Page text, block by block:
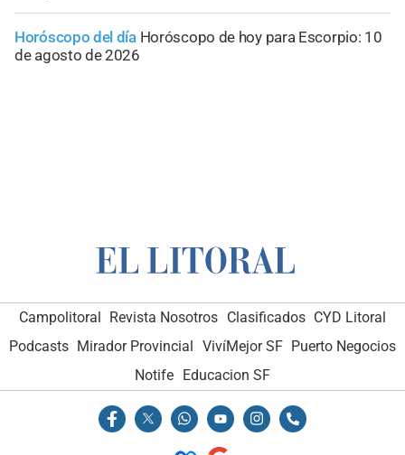
Horóscopo del día Horóscopo de hoy para Escorpio: 10
de agosto de 2026
Campolitoral Revista Nosotros Clasificados CYD Litoral
Podcasts Mirador Provincial VivíMejor SF Puerto Negocios
Notife Educacion SF